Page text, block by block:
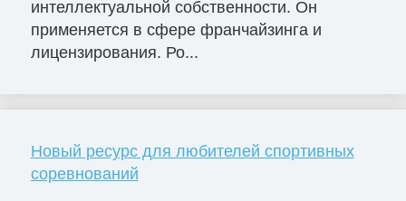
интеллектуальной собственности. Он
применяется в сфере франчайзинга и
лицензирования. Ро...
Новый ресурс для любителей спортивных
соревнований